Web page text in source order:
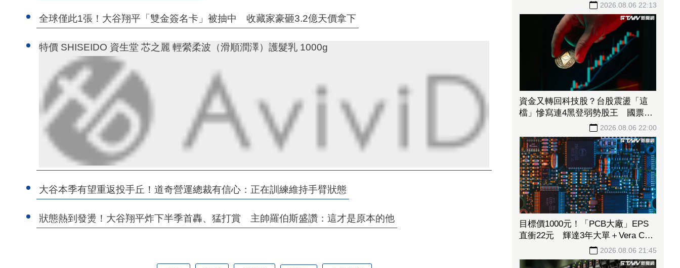
全球僅此1張！大谷翔平「雙金簽名卡」被抽中 收藏家豪砸3.2億天價拿下
特價 SHISEIDO 資生堂 芯之麗 輕縈柔波（滑順潤澤）護髮乳 1000g
大谷本季有望重返投手丘！道奇營運總裁有信心：正在訓練維持手臂狀態
狀態熱到發燙！大谷翔平炸下半季首轟、猛打賞 主帥羅伯斯盛讚：這才是原本的他
2026.08.06 22:13
資金又轉回科技股？台股震盪「這
檔」慘寫連4黑登弱勢股王 國票
金、潤泰新也淪大盤刀下魂2026.08.06 22:00
目標價1000元！「PCB大廠」EPS
直衝22元 輝達3年大單＋Vera CPU
市占率破5成後市看旺2026.08.06 21:45